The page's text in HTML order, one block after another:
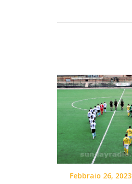
Febbraio 26, 2023